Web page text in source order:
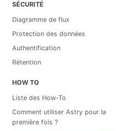
SÉCURITÉ
Diagramme de flux
Protection des données
Authentification
Rétention
HOW TO
Liste des How-To
Comment utiliser Astry pour la
première fois ?